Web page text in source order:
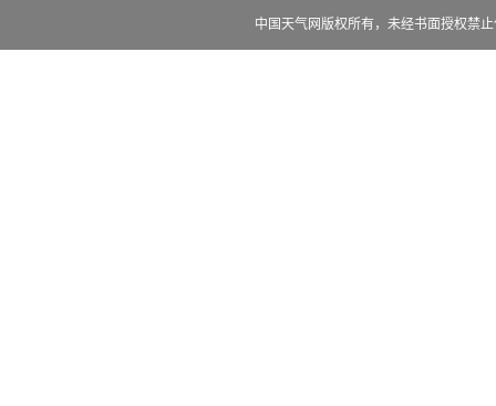
中国天气网版权所有，未经书面授权